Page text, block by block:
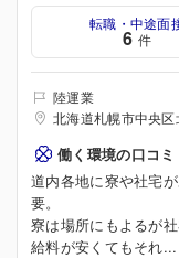
転職・中途面
6 件
陸運業
北海道札幌市中央
働く環境の口コミ
道内各地に寮や社宅
要。
寮は場所にもよるが
給料が安くてもそれ...